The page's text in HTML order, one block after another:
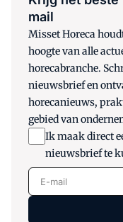
mail
Misset Horeca
hoogte van alle
horecabranche.
nieuwsbrief en
horecanieuws,
gebied van
Ik maak direct
nieuwsbrief te
E-mail